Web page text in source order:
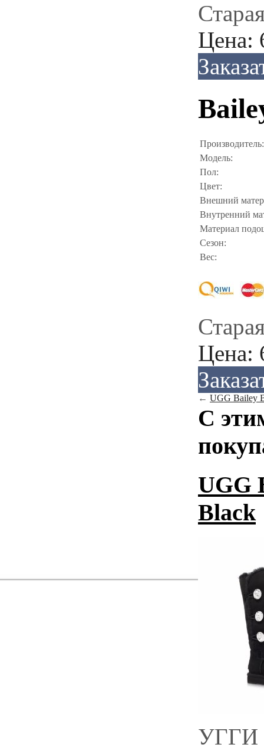
Цена:
Производитель:
Модель:
Пол:
Цвет:
Внешний
Внутренний
Материал
Сезон:
Вес:
Цена:
← UGG Bailey
С
UGG
Black
УГГИ